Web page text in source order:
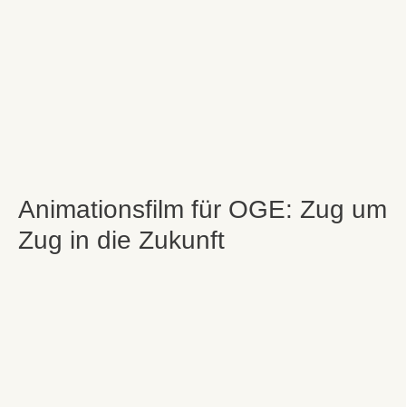
Animationsfilm für OGE: Zug um
Zug in die Zukunft